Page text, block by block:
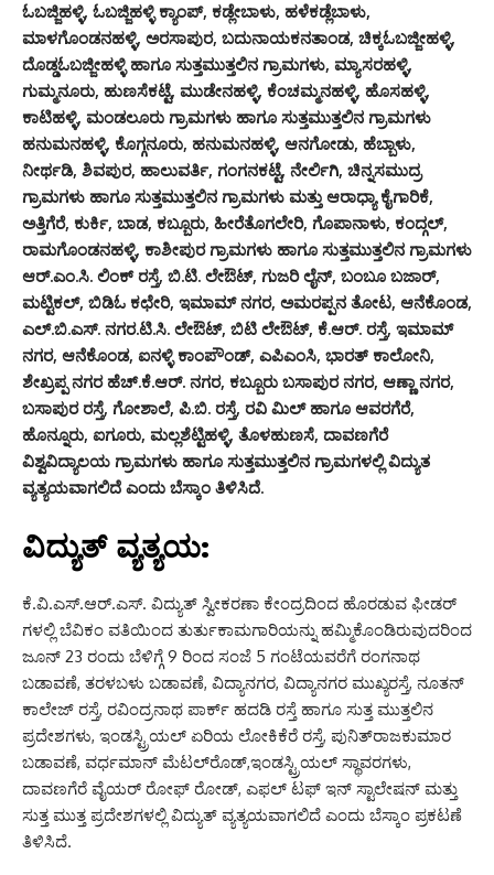
ಓಬಜ್ಜಿಹಳ್ಳಿ, ಓಬಜ್ಜಿಹಳ್ಳಿ ಕ್ಯಾಂಪ್, ಕಡ್ಲೇಬಾಳು, ಹಳೆಕಡ್ಲೆಬಾಳು,
ಮಾಳಗೊಂಡನಹಳ್ಳಿ, ಅರಸಾಪುರ, ಬದುನಾಯಕನತಾಂಡ, ಚಿಕ್ಕಓಬಜ್ಜೀಹಳ್ಳಿ,
ದೊಡ್ಡಓಬಜ್ಜೀಹಳ್ಳಿ ಹಾಗೂ ಸುತ್ತಮುತ್ತಲಿನ ಗ್ರಾಮಗಳು, ಮ್ಯಾಸರಹಳ್ಳಿ,
ಗುಮ್ಮನೂರು, ಹುಣಸೆಕಟ್ಟೆ, ಮುಡೇನಹಳ್ಳಿ, ಕೆಂಚಮ್ಮನಹಳ್ಳಿ, ಹೊಸಹಳ್ಳಿ,
ಕಾಟಿಹಳ್ಳಿ, ಮಂಡಲೂರು ಗ್ರಾಮಗಳು ಹಾಗೂ ಸುತ್ತಮುತ್ತಲಿನ ಗ್ರಾಮಗಳು
ಹನುಮನಹಳ್ಳಿ, ಕೊಗ್ಗನೂರು, ಹನುಮನಹಳ್ಳಿ, ಆನಗೋಡು, ಹೆಬ್ಬಾಳು,
ನೀರ್ಥಡಿ, ಶಿವಪುರ, ಹಾಲುವರ್ತಿ, ಗಂಗನಕಟ್ಟೆ, ನೇರ್ಲಿಗಿ, ಚಿನ್ನಸಮುದ್ರ
ಗ್ರಾಮಗಳು ಹಾಗೂ ಸುತ್ತಮುತ್ತಲಿನ ಗ್ರಾಮಗಳು ಮತ್ತು ಆರಾಧ್ಯಾ ಕೈಗಾರಿಕೆ,
ಅತ್ತಿಗೆರೆ, ಕುರ್ಕಿ, ಬಾಡ, ಕಬ್ಬೂರು, ಹೀರೆತೊಗಲೇರಿ, ಗೊಪಾನಾಳು, ಕಂದ್ಗಲ್,
ರಾಮಗೊಂಡನಹಳ್ಳಿ, ಕಾಶೀಪುರ ಗ್ರಾಮಗಳು ಹಾಗೂ ಸುತ್ತಮುತ್ತಲಿನ ಗ್ರಾಮಗಳು
ಆರ್.ಎಂ.ಸಿ. ಲಿಂಕ್ ರಸ್ತೆ, ಬಿ.ಟಿ. ಲೇಔಟ್, ಗುಜರಿ ಲೈನ್, ಬಂಬೂ ಬಜಾರ್,
ಮಟ್ಟಿಕಲ್, ಬಿಡಿಓ ಕಛೇರಿ, ಇಮಾಮ್ ನಗರ, ಅಮರಪ್ಪನ ತೋಟ, ಆನೆಕೊಂಡ,
ಎಲ್.ಬಿ.ಎಸ್. ನಗರ.ಟಿ.ಸಿ. ಲೇಔಟ್, ಬಿಟಿ ಲೇಔಟ್, ಕೆ.ಆರ್. ರಸ್ತೆ, ಇಮಾಮ್
ನಗರ, ಆನೆಕೊಂಡ, ಐನಳ್ಳಿ ಕಾಂಪೌಂಡ್, ಎಪಿಎಂಸಿ, ಭಾರತ್ ಕಾಲೋನಿ,
ಶೇಖ್ರಪ್ಪ ನಗರ ಹೆಚ್.ಕೆ.ಆರ್. ನಗರ, ಕಬ್ಬೂರು ಬಸಾಪುರ ನಗರ, ಆಣ್ಣಾ ನಗರ,
ಬಸಾಪುರ ರಸ್ತೆ, ಗೋಶಾಲೆ, ಪಿ.ಬಿ. ರಸ್ತೆ, ರವಿ ಮಿಲ್ ಹಾಗೂ ಆವರಗೆರೆ,
ಹೊನ್ನೂರು, ಐಗೂರು, ಮಲ್ಲಶೆಟ್ಟಿಹಳ್ಳಿ, ತೊಳಹುಣಸೆ, ದಾವಣಗೆರೆ
ವಿಶ್ವವಿದ್ಯಾಲಯ ಗ್ರಾಮಗಳು ಹಾಗೂ ಸುತ್ತಮುತ್ತಲಿನ ಗ್ರಾಮಗಳಲ್ಲಿ ವಿದ್ಯುತ
ವ್ಯತ್ಯಯವಾಗಲಿದೆ ಎಂದು ಬೆಸ್ಕಾಂ ತಿಳಿಸಿದೆ.
ವಿದ್ಯುತ್ ವ್ಯತ್ಯಯ:
ಕೆ.ವಿ.ಎಸ್.ಆರ್.ಎಸ್. ವಿದ್ಯುತ್ ಸ್ವೀಕರಣಾ ಕೇಂದ್ರದಿಂದ ಹೊರಡುವ ಫೀಡರ್
ಗಳಲ್ಲಿ ಬೆವಿಕಂ ವತಿಯಿಂದ ತುರ್ತುಕಾಮಗಾರಿಯನ್ನು ಹಮ್ಮಿಕೊಂಡಿರುವುದರಿಂದ
ಜೂನ್ 23 ರಂದು ಬೆಳಿಗ್ಗೆ 9 ರಿಂದ ಸಂಜೆ 5 ಗಂಟೆಯವರೆಗೆ ರಂಗನಾಥ
ಬಡಾವಣೆ, ತರಳಬಳು ಬಡಾವಣೆ, ವಿದ್ಯಾನಗರ, ವಿದ್ಯಾನಗರ ಮುಖ್ಯರಸ್ತೆ, ನೂತನ್
ಕಾಲೇಜ್ ರಸ್ತೆ, ರವಿಂದ್ರನಾಥ ಪಾರ್ಕ್ ಹದಡಿ ರಸ್ತೆ ಹಾಗೂ ಸುತ್ತ ಮುತ್ತಲಿನ
ಪ್ರದೇಶಗಳು, ಇಂಡಸ್ಟ್ರಿಯಲ್ ಏರಿಯ ಲೋಕಿಕೆರೆ ರಸ್ತೆ, ಪುನಿತ್‍ರಾಜಕುಮಾರ
ಬಡಾವಣೆ, ವರ್ಧಮಾನ್ ಮೆಟಲ್‍ರೊಡ್,ಇಂಡಸ್ಟ್ರಿಯಲ್ ಸ್ಥಾವರಗಳು,
ದಾವಣಗೆರೆ ವೈಯರ್ ರೋಫ್ ರೋಡ್, ಎಫಲ್ ಟಫ್ ಇನ್ ಸ್ಟಾಲೇಷನ್ ಮತ್ತು
ಸುತ್ತ ಮುತ್ತ ಪ್ರದೇಶಗಳಲ್ಲಿ ವಿದ್ಯುತ್ ವ್ಯತ್ಯಯವಾಗಲಿದೆ ಎಂದು ಬೆಸ್ಕಾಂ ಪ್ರಕಟಣೆ
ತಿಳಿಸಿದೆ.